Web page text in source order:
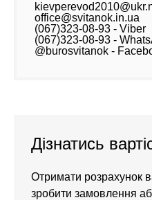
office@svitanok.in.ua
(067)323-08-93 - Viber
(067)323-08-93 -
@burosvitanok -
Дізнатись
Отримати розрахунок
зробити замовлення